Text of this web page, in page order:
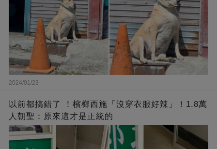
2024/01/23
以前都搞錯了 ！檳榔西施「沒穿衣服好辣」！1.8萬
人朝聖：原來這才是正統的